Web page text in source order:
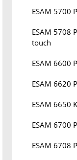
ESAM 5700
ESAM 5708
touch
ESAM 6600
ESAM 6620
ESAM 6650
ESAM 6700
ESAM 6708